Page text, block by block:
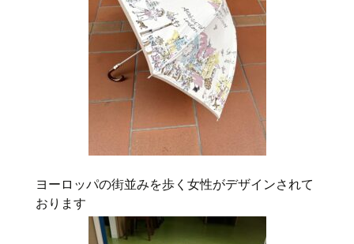
ヨーロッパの街並みを歩く女性がデザインされて
おります